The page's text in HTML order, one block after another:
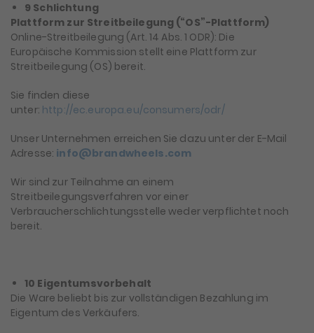
9 Schlichtung
Plattform zur Streitbeilegung (“OS”-Plattform)
Online-Streitbeilegung (Art. 14 Abs. 1 ODR): Die
Europäische Kommission stellt eine Plattform zur
Streitbeilegung (OS) bereit.
Sie finden diese
unter: http://ec.europa.eu/consumers/odr/
Unser Unternehmen erreichen Sie dazu unter der E-Mail
Adresse: info@brandwheels.com
Wir sind zur Teilnahme an einem
Streitbeilegungsverfahren vor einer
Verbraucherschlichtungsstelle weder verpflichtet noch
bereit.
10 Eigentumsvorbehalt
Die Ware beliebt bis zur vollständigen Bezahlung im
Eigentum des Verkäufers.